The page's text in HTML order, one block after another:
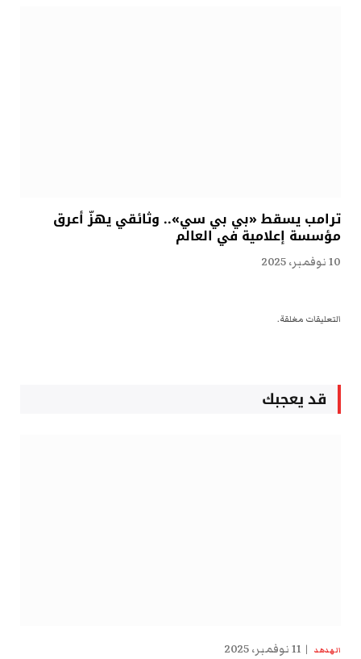
ترامب يسقط «بي بي سي».. وثائقي يهزّ أعرق
مؤسسة إعلامية في العالم
10 نوفمبر، 2025
التعليقات مغلقة.
قد يعجبك
الهدهد 11 نوفمبر، 2025